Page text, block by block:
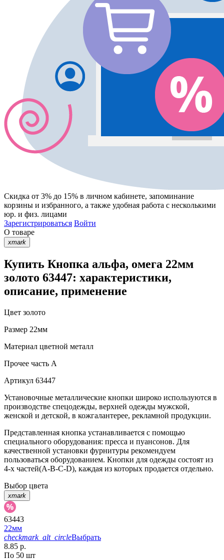
Скидка от 3% до 15% в личном кабинете, запоминание
корзины и избранного, а также удобная работа с несколькими
юр. и физ. лицами
Зарегистрироваться Войти
О товаре
xmark
Купить Кнопка альфа, омега 22мм
золото 63447: характеристики,
описание, применение
Цвет золото
Размер 22мм
Материал цветной металл
Прочее часть A
Артикул 63447
Установочные металлические кнопки широко используются в
производстве спецодежды, верхней одежды мужской,
женской и детской, в кожгалантерее, рекламной продукции.
Представленная кнопка устанавливается с помощью
специального оборудования: пресса и пуансонов. Для
качественной установки фурнитуры рекомендуем
пользоваться оборудованием. Кнопки для одежды состоят из
4-х частей(А-В-С-D), каждая из которых продается отдельно.
Выбор цвета
xmark
63443
22мм
checkmark_alt_circleВыбрать
8.85 р.
По 50 шт